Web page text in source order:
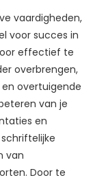
vaardigheden,
voor succes in
effectief te
overbrengen,
overtuigende
van je
en
van
Door te